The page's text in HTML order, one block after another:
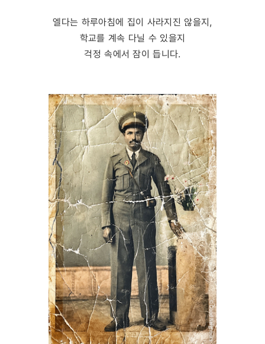
엘다는 하루아침에 집이 사라지진 않을지,
학교를 계속 다닐 수 있을지
걱정 속에서 잠이 듭니다.